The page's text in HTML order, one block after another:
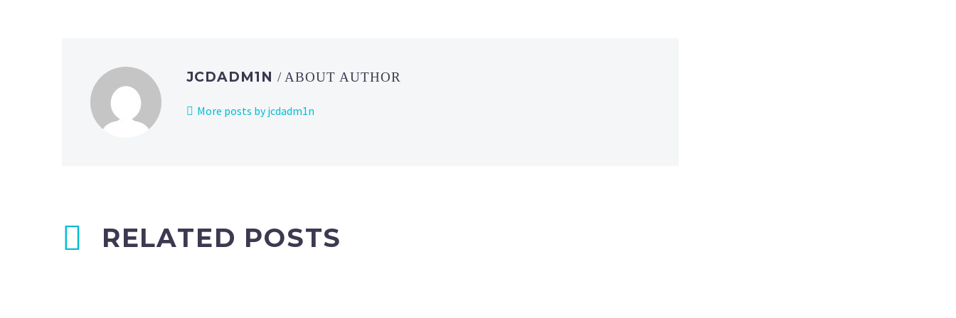
JCDADM1N / ABOUT AUTHOR
More posts by jcdadm1n
RELATED POSTS